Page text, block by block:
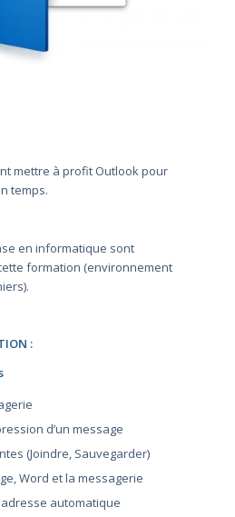
mettre à profit Outlook pour
temps.
en informatique sont
formation (environnement
:
d’un message
(Joindre, Sauvegarder)
Word et la messagerie
automatique